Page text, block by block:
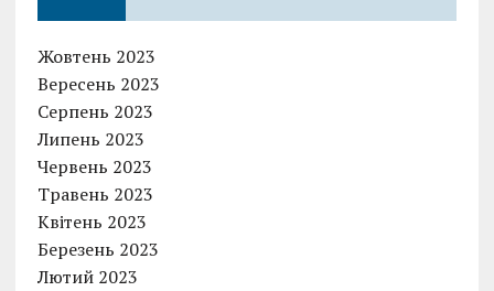
Жовтень 2023
Вересень 2023
Серпень 2023
Липень 2023
Червень 2023
Травень 2023
Квітень 2023
Березень 2023
Лютий 2023